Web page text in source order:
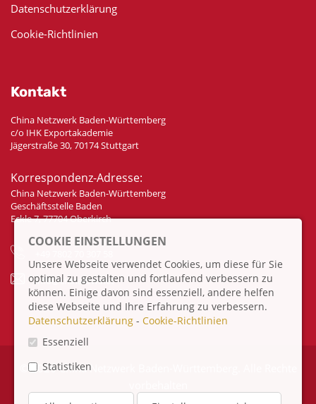
Datenschutzerklärung
Cookie-Richtlinien
Kontakt
China Netzwerk Baden-Württemberg
c/o IHK Exportakademie
Jägerstraße 30, 70174 Stuttgart
Korrespondenz-Adresse:
China Netzwerk Baden-Württemberg
Geschäftsstelle Baden
Eckle 7, 77704 Oberkirch
info@china-bw.net
© 2026 China Netzwerk Baden-Württemberg. Alle Rechte
COOKIE EINSTELLUNGEN
Unsere Webseite verwendet Cookies, um diese für Sie
optimal zu gestalten und fortlaufend verbessern zu
können. Einige davon sind essenziell, andere helfen
diese Webseite und Ihre Erfahrung zu verbessern.
Datenschutzerklärung - Cookie-Richtlinien
Essenziell
Statistiken